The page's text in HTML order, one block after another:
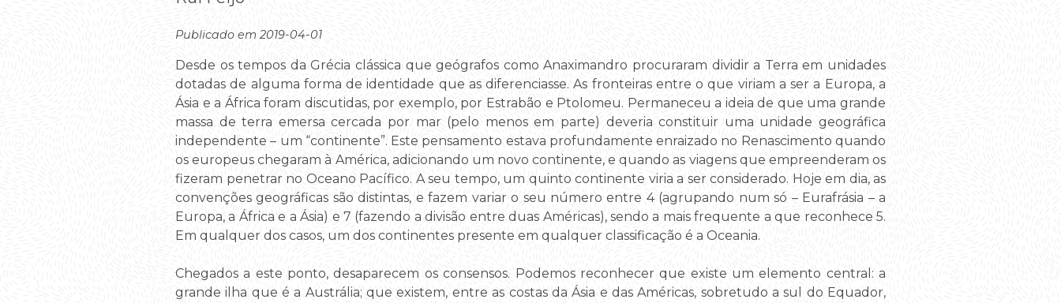
Publicado em 2019-04-01
Desde os tempos da Grécia clássica que geógrafos como Anaximandro procuraram dividir a Terra em unidades
dotadas de alguma forma de identidade que as diferenciasse. As fronteiras entre o que viriam a ser a Europa, a
Ásia e a África foram discutidas, por exemplo, por Estrabão e Ptolomeu. Permaneceu a ideia de que uma grande
massa de terra emersa cercada por mar (pelo menos em parte) deveria constituir uma unidade geográfica
independente – um “continente”. Este pensamento estava profundamente enraizado no Renascimento quando
os europeus chegaram à América, adicionando um novo continente, e quando as viagens que empreenderam os
fizeram penetrar no Oceano Pacífico. A seu tempo, um quinto continente viria a ser considerado. Hoje em dia, as
convenções geográficas são distintas, e fazem variar o seu número entre 4 (agrupando num só – Eurafrásia – a
Europa, a África e a Ásia) e 7 (fazendo a divisão entre duas Américas), sendo a mais frequente a que reconhece 5.
Em qualquer dos casos, um dos continentes presente em qualquer classificação é a Oceania.
Chegados a este ponto, desaparecem os consensos. Podemos reconhecer que existe um elemento central: a
grande ilha que é a Austrália; que existem, entre as costas da Ásia e das Américas, sobretudo a sul do Equador,